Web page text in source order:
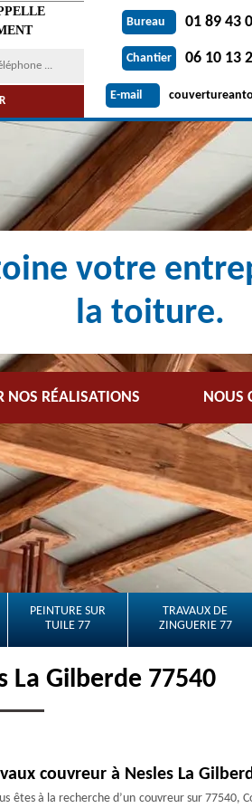
Bureau 01 89 43
Chantier 06 10 13
E-mail
votre
la toiture.
NOS RÉALISATIONS NOUS
PEINTURE SUR
TUILE 77
TRAVAUX DE
ZINGUERIE 77
La Gilberde 77540
couvreur à Nesles La
êtes à la recherche d’un couvreur sur 77540,